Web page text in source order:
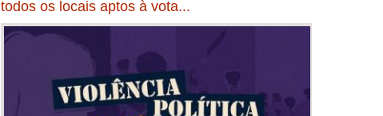
todos os locais aptos à vota...